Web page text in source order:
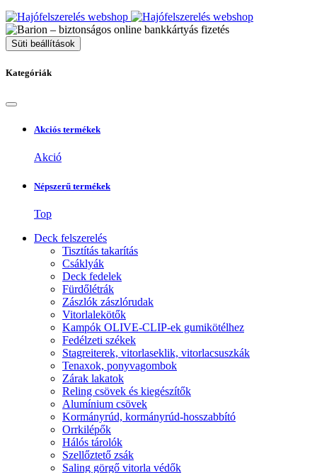
Süti beállítások
Kategóriák
Akciós termékek
Akció
Népszerű termékek
Top
Deck felszerelés
Tisztítás takarítás
Csáklyák
Deck fedelek
Fürdőlétrák
Zászlók zászlórudak
Vitorlalekötők
Kampók OLIVE-CLIP-ek gumikötélhez
Fedélzeti székek
Stagreiterek, vitorlaseklik, vitorlacsuszkák
Tenaxok, ponyvagombok
Zárak lakatok
Reling csövek és kiegészítők
Alumínium csövek
Kormányrúd, kormányrúd-hosszabbító
Orrkilépők
Hálós tárolók
Szellőztető zsák
Saling görgő vitorla védők